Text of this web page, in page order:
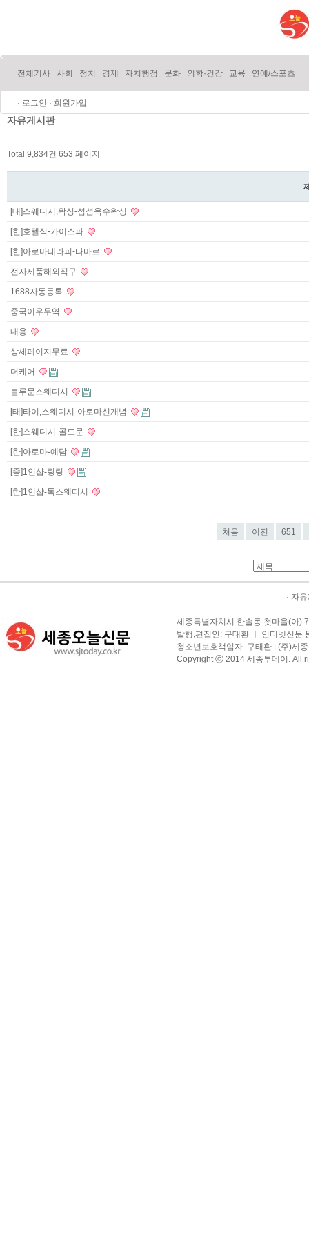
전체기사 사회 정치 경제 자치행정 문화 의학·건강 교육 연예/스포츠
· 로그인 · 회원가입
자유게시판
Total 9,834건 653 페이지
[태]스웨디시,왁싱-섬섬옥수왁싱
[한]호텔식-카이스파
[한]아로마테라피-타마르
전자제품해외직구
1688자동등록
중국이우무역
내용
상세페이지무료
더케어
블루문스웨디시
[태]타이,스웨디시-아로마신개념
[한]스웨디시-골드문
[한]아로마-예담
[중]1인샵-링링
[한]1인샵-톡스웨디시
처음 이전 651
· 자
세종특별자치시 한솔동 첫마을(아)
발행,편집인: 구태환 ㅣ 인터넷신
청소년보호책임자: 구태환 | (주)세
Copyright ⓒ 2014 세종투데이. All